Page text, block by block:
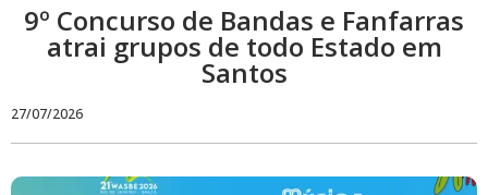
9º Concurso de Bandas e Fanfarras
atrai grupos de todo Estado em
Santos
27/07/2026